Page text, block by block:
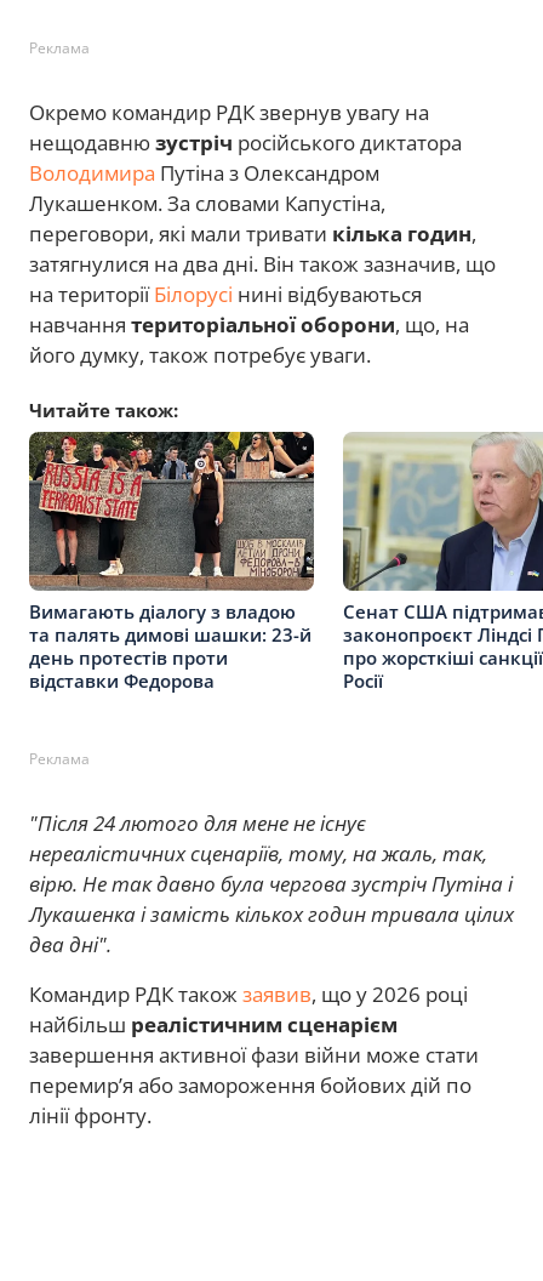
Реклама
Окремо командир РДК звернув увагу на
нещодавнюзустріч російського диктатора
Володимира Путіна з Олександром
Лукашенком. За словами Капустіна,
переговори, які мали тривати кілька годин,
затягнулися на два дні. Він також зазначив, що
на територіїБілорусі нині відбуваються
навчання територіальної оборони, що, на
його думку, також потребує уваги.
Читайте також:
Вимагають діалогу з владою
та палять димові шашки: 23-й
день протестів проти
відставки Федорова
Сенат США
законопроєкт Ліндсі
про жорсткіші
Росії
Реклама
"Після 24 лютого для мене не існує
нереалістичних сценаріїв, тому, на жаль, так,
вірю. Не так давно була чергова зустріч Путіна і
Лукашенка і замість кількох годин тривала цілих
два дні".
Командир РДК також заявив, що у 2026 році
найбільш реалістичним сценарієм
завершення активної фази війни може стати
перемир’я або замороження бойових дій по
лінії фронту.